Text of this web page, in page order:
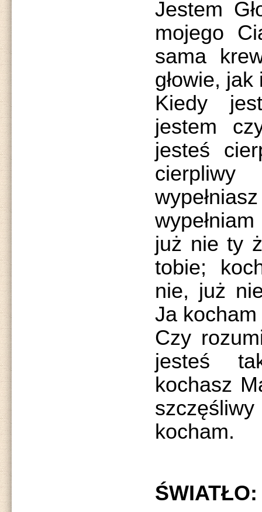
Jestem
mojego
sama
głowie, jak
Kiedy
jestem
jesteś
już nie ty
tobie;
nie, już
Ja
Czy
jesteś
kochasz
kocham.